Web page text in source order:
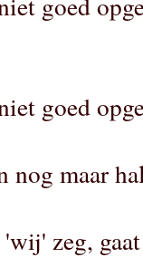
goed
nog maar
zeg,